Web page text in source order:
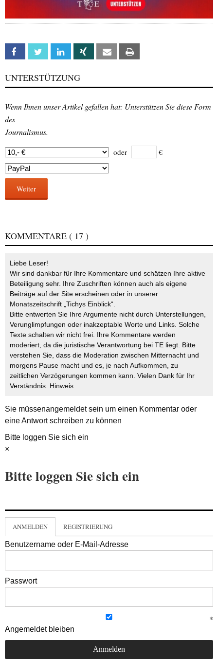
Facebook Twitter Linkedin Xing Email
UNTERSTÜTZUNG
Wenn Ihnen unser Artikel gefallen hat: Unterstützen Sie diese Form
des
Journalismus.
oder €
Weiter
KOMMENTARE ( 17 )
Liebe Leser!
Wir sind dankbar für Ihre Kommentare und schätzen Ihre aktive
Beteiligung sehr. Ihre Zuschriften können auch als eigene
Beiträge auf der Site erscheinen oder in unserer
Monatszeitschrift „Tichys Einblick“.
Bitte entwerten Sie Ihre Argumente nicht durch Unterstellungen,
Verunglimpfungen oder inakzeptable Worte und Links. Solche
Texte schalten wir nicht frei. Ihre Kommentare werden
moderiert, da die juristische Verantwortung bei TE liegt. Bitte
verstehen Sie, dass die Moderation zwischen Mitternacht und
morgens Pause macht und es, je nach Aufkommen, zu
zeitlichen Verzögerungen kommen kann. Vielen Dank für Ihr
Verständnis. Hinweis
Sie müssenangemeldetsein um einen Kommentar oder
eine Antwort schreiben zu können
Bitte loggen Sie sich ein
×
Bitte loggen Sie sich ein
ANMELDEN REGISTRIERUNG
Benutzername oder E-Mail-Adresse
Passwort
Angemeldet bleiben